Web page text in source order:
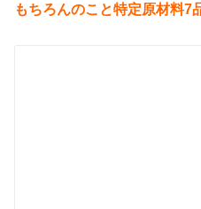
もちろんのこと特定原材料7